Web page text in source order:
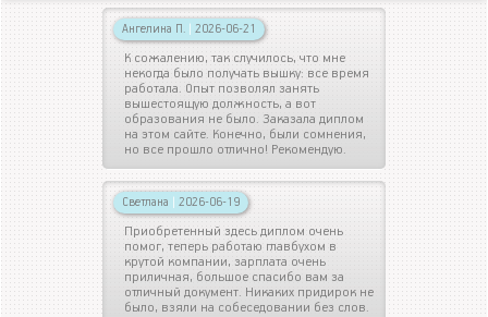
Ангелина П. | 2026-06-21
К сожалению, так случилось, что мне
некогда было получать вышку: все время
работала. Опыт позволял занять
вышестоящую должность, а вот
образования не было. Заказала диплом
на этом сайте. Конечно, были сомнения,
но все прошло отлично! Рекомендую.
Светлана | 2026-06-19
Приобретенный здесь диплом очень
помог, теперь работаю главбухом в
крутой компании, зарплата очень
приличная, большое спасибо вам за
отличный документ. Никаких придирок не
было, взяли на собеседовании без слов.